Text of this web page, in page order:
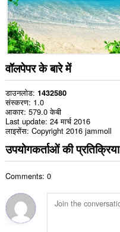
वॉलपेपर के बारे में
डाउनलोड 1432580
संस्करण 1.0
आकार 579.0 केबी
Last update 24 मार्च 2016
लाइसेंस Copyright 2016 jammoll
उपयोगकर्ताओं की प्रतिक्रिया
Comments: 0